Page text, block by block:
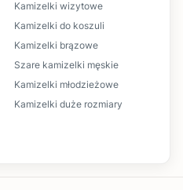
Kamizelki wizytowe
Kamizelki do koszuli
Kamizelki brązowe
Szare kamizelki męskie
Kamizelki młodzieżowe
Kamizelki duże rozmiary